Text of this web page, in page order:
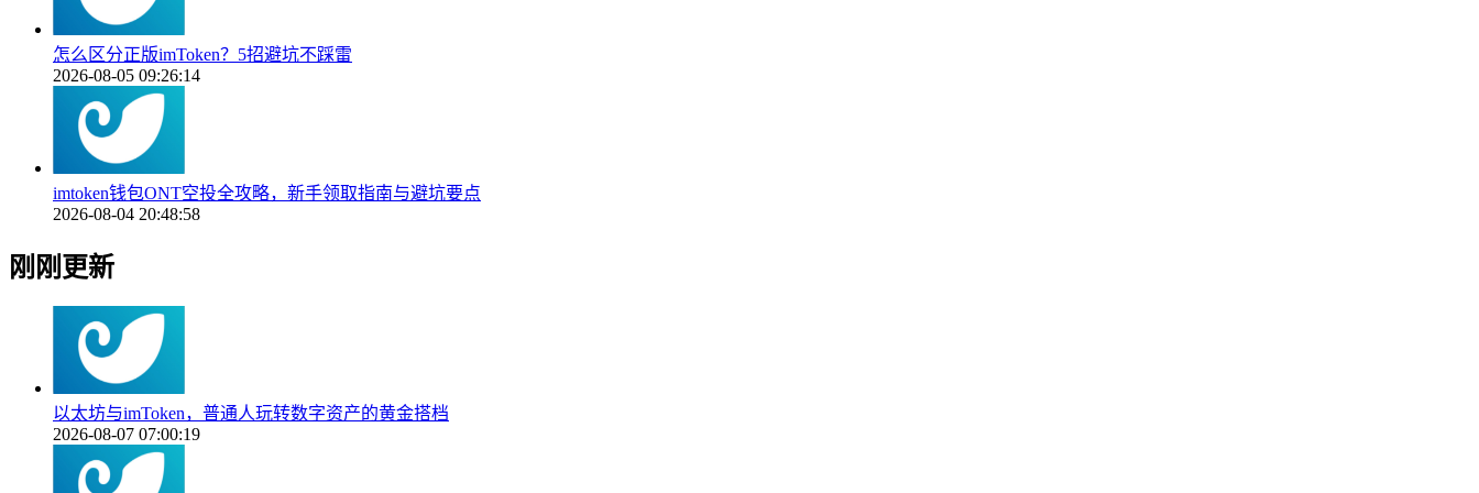
怎么区分正版imToken？5招避坑不踩雷
2026-08-05 09:26:14
imtoken钱包ONT空投全攻略，新手领取指南与避坑要点
2026-08-04 20:48:58
刚刚更新
以太坊与imToken，普通人玩转数字资产的黄金搭档
2026-08-07 07:00:19